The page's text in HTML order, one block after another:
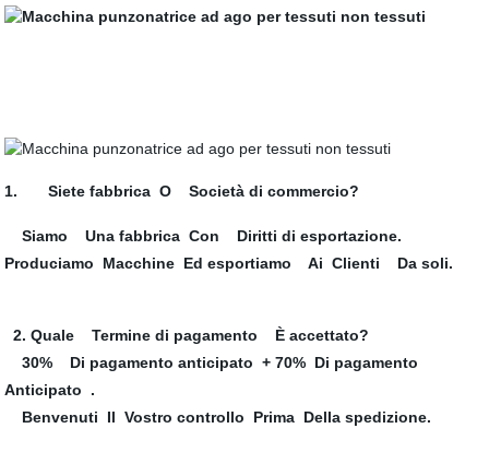
1. Siete fabbrica O Società di commercio?
Siamo Una fabbrica Con Diritti di esportazione.
Produciamo Macchine Ed esportiamo Ai Clienti Da soli.
2. Quale Termine di pagamento È accettato?
30% Di pagamento anticipato + 70% Di pagamento
Anticipato .
Benvenuti Il Vostro controllo Prima Della spedizione.